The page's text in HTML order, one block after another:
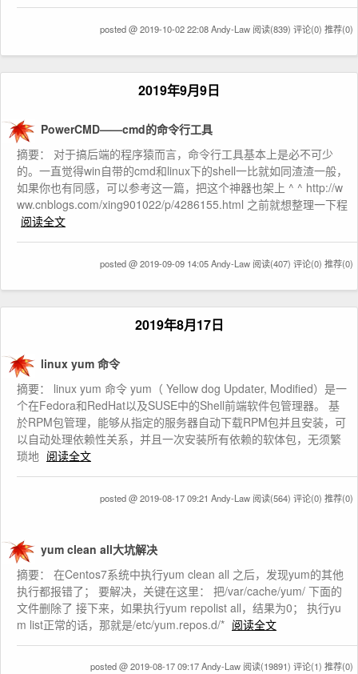
posted @ 2019-10-02 22:08 Andy-Law 阅读(839) 评论(0) 推荐(0)
2019年9月9日
PowerCMD——cmd的命令行工具
摘要： 对于搞后端的程序猿而言，命令行工具基本上是必不可少
的。一直觉得win自带的cmd和linux下的shell一比就如同渣渣一般，
如果你也有同感，可以参考这一篇，把这个神器也架上 ^ ^ http://w
ww.cnblogs.com/xing901022/p/4286155.html 之前就想整理一下程
阅读全文
posted @ 2019-09-09 14:05 Andy-Law 阅读(407) 评论(0) 推荐(0)
2019年8月17日
linux yum 命令
摘要： linux yum 命令 yum（ Yellow dog Updater, Modified）是一
个在Fedora和RedHat以及SUSE中的Shell前端软件包管理器。 基
於RPM包管理，能够从指定的服务器自动下载RPM包并且安装，可
以自动处理依赖性关系，并且一次安装所有依赖的软体包，无须繁
琐地 阅读全文
posted @ 2019-08-17 09:21 Andy-Law 阅读(564) 评论(0) 推荐(0)
yum clean all大坑解决
摘要： 在Centos7系统中执行yum clean all 之后，发现yum的其他
执行都报错了； 要解决，关键在这里： 把/var/cache/yum/ 下面的
文件删除了 接下来，如果执行yum repolist all，结果为0； 执行yu
m list正常的话，那就是/etc/yum.repos.d/* 阅读全文
posted @ 2019-08-17 09:17 Andy-Law 阅读(19891) 评论(1) 推荐(0)